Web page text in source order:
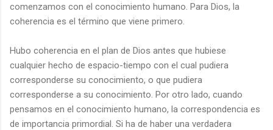
comenzamos con el conocimiento humano. Para Dios, la
coherencia es el término que viene primero.
Hubo coherencia en el plan de Dios antes que hubiese
cualquier hecho de espacio-tiempo con el cual pudiera
corresponderse su conocimiento, o que pudiera
corresponderse a su conocimiento. Por otro lado, cuando
pensamos en el conocimiento humano, la correspondencia es
de importancia primordial. Si ha de haber una verdadera